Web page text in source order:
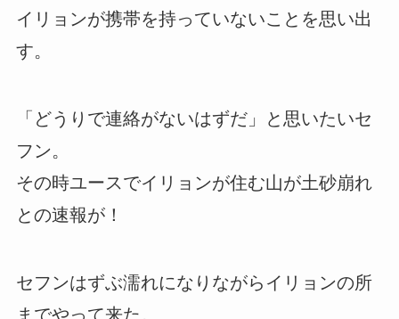
イリョンが携帯を持っていないことを思い出
す。
「どうりで連絡がないはずだ」と思いたいセ
フン。
その時ユースでイリョンが住む山が土砂崩れ
との速報が！
セフンはずぶ濡れになりながらイリョンの所
までやって来た。